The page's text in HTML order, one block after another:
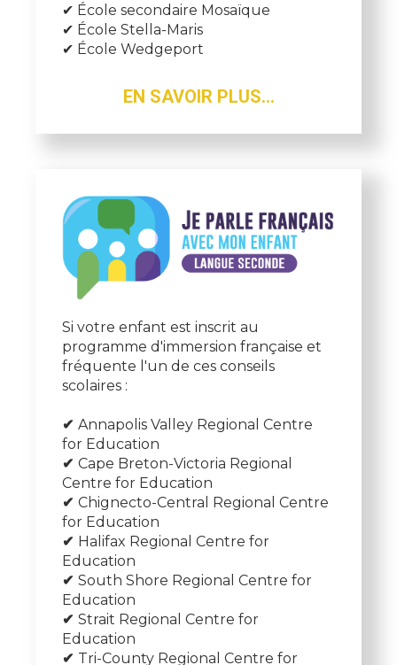
✔ École secondaire Mosaïque
✔ École Stella-Maris
✔ École Wedgeport
EN SAVOIR PLUS...
Si votre enfant est inscrit au
programme d'immersion française et
fréquente l'un de ces conseils
scolaires :
✔ Annapolis Valley Regional Centre
for Education
✔ Cape Breton-Victoria Regional
Centre for Education
✔ Chignecto-Central Regional Centre
for Education
✔ Halifax Regional Centre for
Education
✔ South Shore Regional Centre for
Education
✔ Strait Regional Centre for
Education
✔ Tri-County Regional Centre for